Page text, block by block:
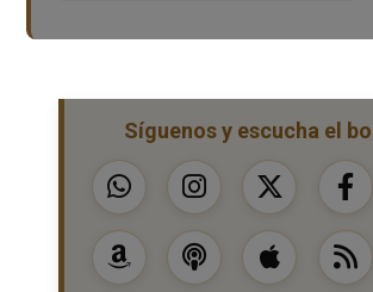
Síguenos y escucha el